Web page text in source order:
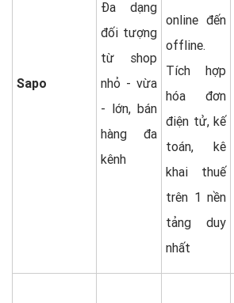
Sapo
Đa dạng
đối tượng
từ shop
nhỏ - vừa
- lớn, bán
hàng đa
kênh
online đến
offline.
Tích hợp
hóa đơn
điện tử, kế
toán, kê
khai thuế
trên 1 nền
tảng duy
nhất